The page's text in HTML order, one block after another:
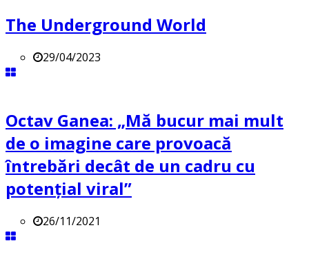
The Underground World
29/04/2023
Octav Ganea: „Mă bucur mai mult
de o imagine care provoacă
întrebări decât de un cadru cu
potenţial viral”
26/11/2021